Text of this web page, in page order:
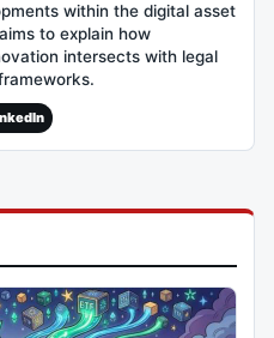
within the digital asset
to explain how
intersects with legal